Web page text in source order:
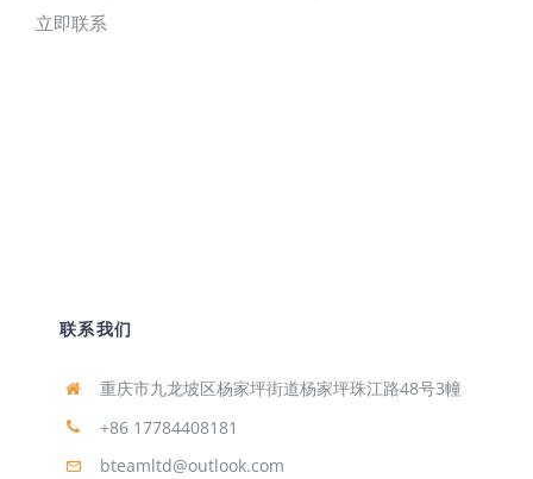
立即联系
联系我们
重庆市九龙坡区杨家坪街道杨家坪珠江路48号3幢
+86 17784408181
bteamltd@outlook.com